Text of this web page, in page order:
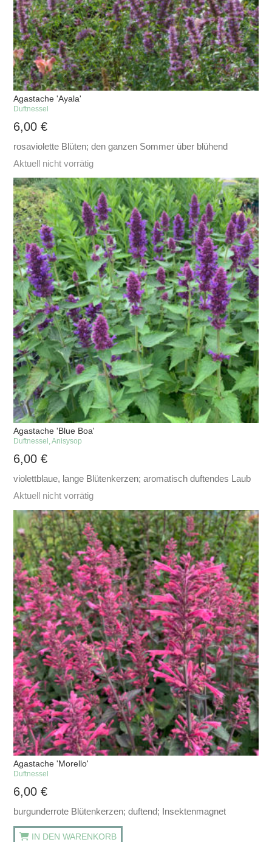
Agastache 'Ayala'
Duftnessel
6,00€
rosaviolette Blüten; den ganzen Sommer über blühend
Aktuell nicht vorrätig
Agastache 'Blue Boa'
Duftnessel, Anisysop
6,00€
violettblaue, lange Blütenkerzen; aromatisch duftendes Laub
Aktuell nicht vorrätig
Agastache 'Morello'
Duftnessel
6,00€
burgunderrote Blütenkerzen; duftend; Insektenmagnet
IN DEN WARENKORB